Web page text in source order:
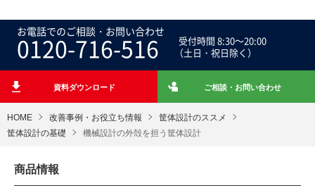
HOME 改善事例・お役立ち情報
筐体設計のススメ
筐体設計の基礎
機械設計の外殻を担う筐体設計
お電話でのご相談・お問い合わせ
0120-716-516
受付時間 8:30～20:00
（土日・祝日除く）
資料ダウンロード ご相談・お問い合わせ
商品情報